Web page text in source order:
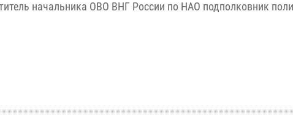
начальника ОВО ВНГ России по НАО подполковник